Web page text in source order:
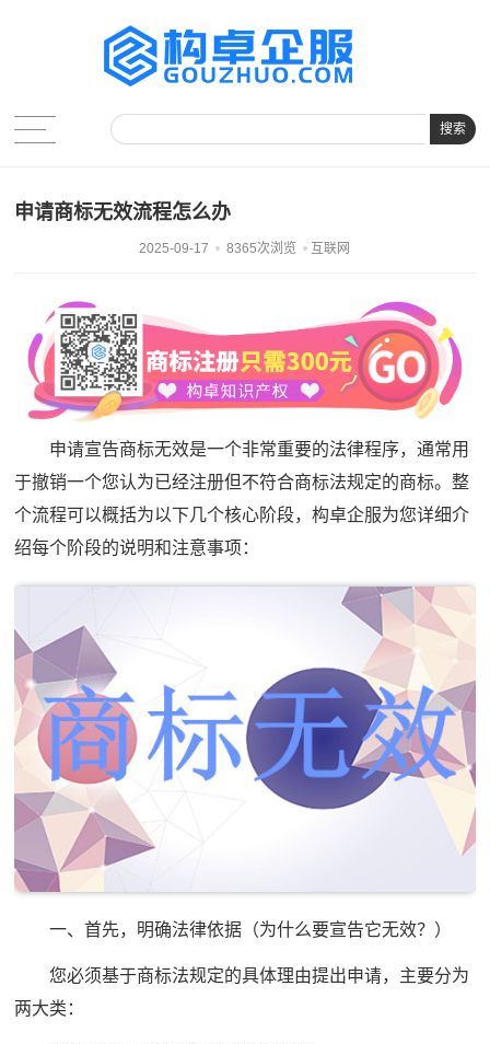
搜索
申请商标无效流程怎么办
2025-09-17 8365次浏览 互联网
申请宣告商标无效是一个非常重要的法律程序，通常用
于撤销一个您认为已经注册但不符合商标法规定的商标。整
个流程可以概括为以下几个核心阶段，构卓企服为您详细介
绍每个阶段的说明和注意事项：
一、首先，明确法律依据（为什么要宣告它无效？）
您必须基于商标法规定的具体理由提出申请，主要分为
两大类：